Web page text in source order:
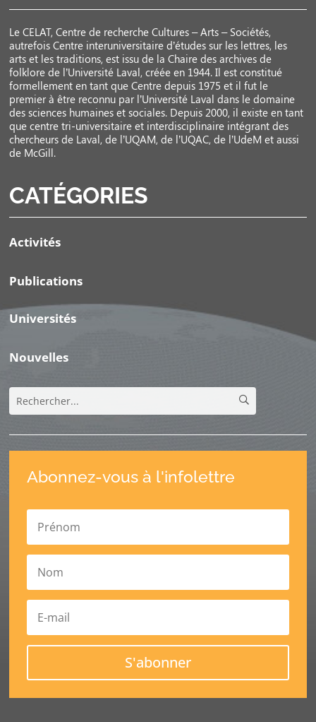
Le CELAT, Centre de recherche Cultures – Arts – Sociétés,
autrefois Centre interuniversitaire d’études sur les lettres, les
arts et les traditions, est issu de la Chaire des archives de
folklore de l’Université Laval, créée en 1944. Il est constitué
formellement en tant que Centre depuis 1975 et il fut le
premier à être reconnu par l’Université Laval dans le domaine
des sciences humaines et sociales. Depuis 2000, il existe en tant
que centre tri-universitaire et interdisciplinaire intégrant des
chercheurs de Laval, de l’UQAM, de l’UQAC, de l’UdeM et aussi
de McGill.
CATÉGORIES
Activités
Publications
Universités
Nouvelles
Abonnez-vous à l'infolettre
S'abonner